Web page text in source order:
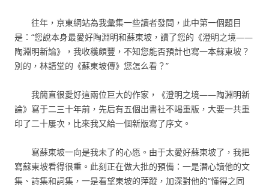
往年，京東網站為我彙集一些讀者發問，此中第一個題目
是：“您說本身最愛好陶淵明和蘇東坡，讀了您的《澄明之境——
陶淵明新論》，我收穫頗豐，不知您能否預計也寫一本蘇東坡？
別的，林語堂的《蘇東坡傳》您怎么看？”
我簡直很愛好這兩位巨大的作家，《澄明之境——陶淵明新
論》寫于二三十年前，先后有五個出書社不竭重版，大要一共重
印了二十屢次，比來我又給一個新版寫了序文。
寫蘇東坡一向是我未了的心愿。由于太愛好蘇東坡了，我把
寫蘇東坡看得很重。此刻正在做大批的預備：一是潛心讀他的文
集、詩集和詞集，一是看望東坡的萍蹤，加深對他的“懂得之同